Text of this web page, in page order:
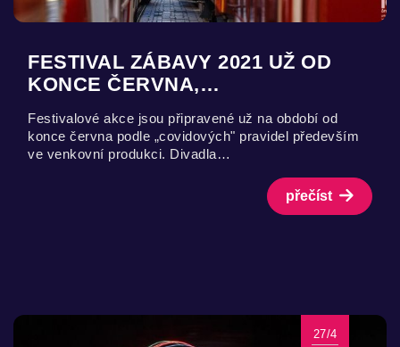
FESTIVAL ZÁBAVY 2021 UŽ OD
KONCE ČERVNA,…
Festivalové akce jsou připravené už na období od
konce června podle „covidových" pravidel především
ve venkovní produkci. Divadla…
přečíst
27/4